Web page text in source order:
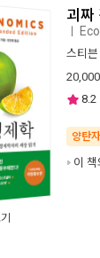
괴짜
ㅣ
스티
20,000
8.2
양탄
이